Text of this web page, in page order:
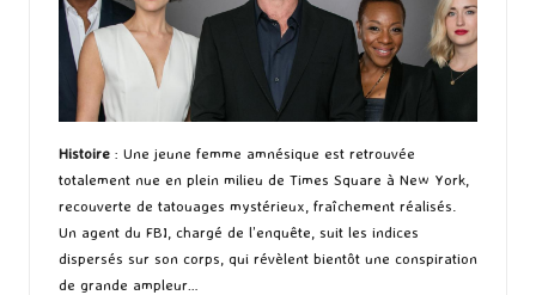
Histoire : Une jeune femme amnésique est retrouvée
totalement nue en plein milieu de Times Square à New York,
recouverte de tatouages mystérieux, fraîchement réalisés.
Un agent du FBI, chargé de l’enquête, suit les indices
dispersés sur son corps, qui révèlent bientôt une conspiration
de grande ampleur…